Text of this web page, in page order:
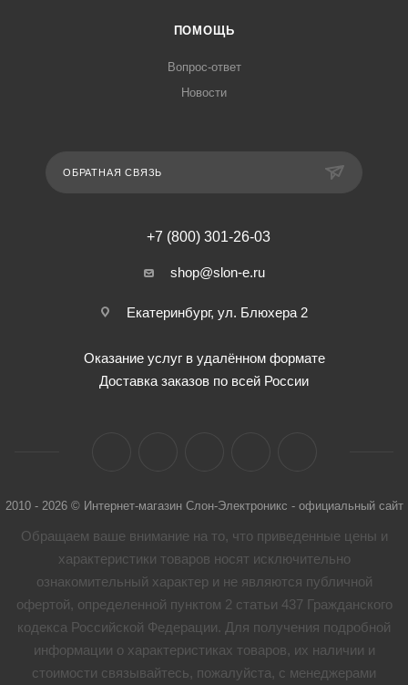
ПОМОЩЬ
Вопрос-ответ
Новости
ОБРАТНАЯ СВЯЗЬ
+7 (800) 301-26-03
shop@slon-e.ru
Екатеринбург, ул. Блюхера 2
Оказание услуг в удалённом формате
Доставка заказов по всей России
2010 - 2026 © Интернет-магазин Слон-Электроникс - официальный сайт
Обращаем ваше внимание на то, что приведенные цены и
характеристики товaров носят исключительно
ознакомительный характер и не являются публичной
офертой, определенной пунктом 2 статьи 437 Гражданского
кодекса Российской Федерации. Для получения подробной
информации о характеристиках товaров, их наличии и
стоимости связывайтесь, пожалуйста, с менеджерами